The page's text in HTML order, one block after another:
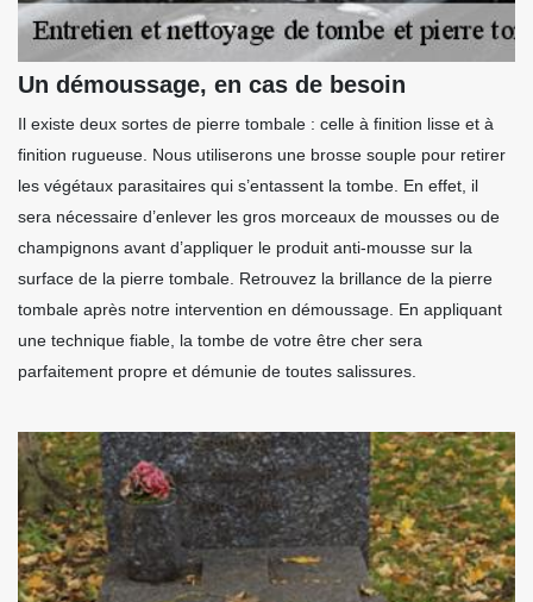
Un démoussage, en cas de besoin
Il existe deux sortes de pierre tombale : celle à finition lisse et à
finition rugueuse. Nous utiliserons une brosse souple pour retirer
les végétaux parasitaires qui s’entassent la tombe. En effet, il
sera nécessaire d’enlever les gros morceaux de mousses ou de
champignons avant d’appliquer le produit anti-mousse sur la
surface de la pierre tombale. Retrouvez la brillance de la pierre
tombale après notre intervention en démoussage. En appliquant
une technique fiable, la tombe de votre être cher sera
parfaitement propre et démunie de toutes salissures.